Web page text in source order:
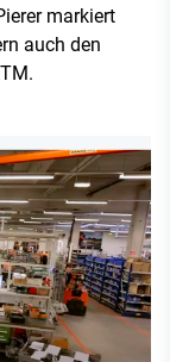
markiert
auch den